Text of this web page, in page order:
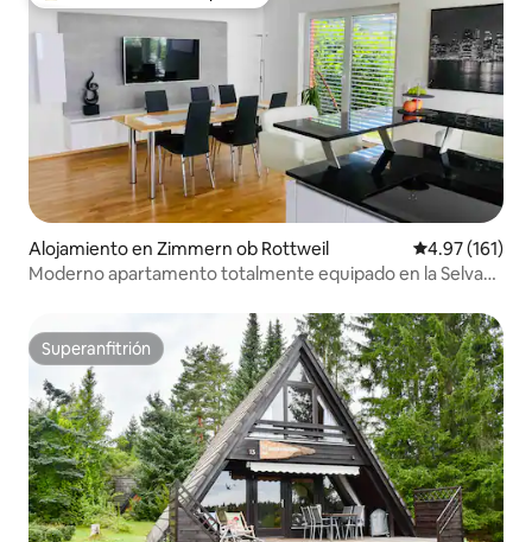
Alojamiento en Zimmern ob Rottweil Calificación
4.97 (161)
Moderno apartamento totalmente equipado en la Selva
Superanfitrión
Superanfitrión